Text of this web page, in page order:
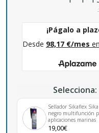
Selecciona:
Sellador Sikaflex
negro multifunción
aplicaciones marinas
19,00€